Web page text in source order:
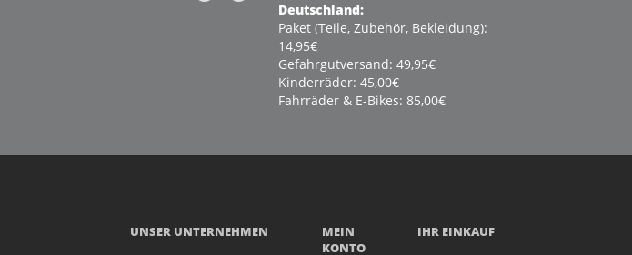
Deutschland:
Paket (Teile, Zubehör, Bekleidung):
14,95€
Gefahrgutversand: 49,95€
Kinderräder: 45,00€
Fahrräder & E-Bikes: 85,00€
UNSER UNTERNEHMEN
MEIN
KONTO
IHR EINKAUF